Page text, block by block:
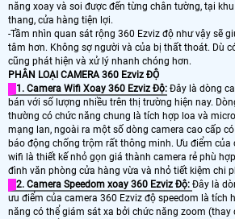
năng xoay và soi được đến từng chân tường, tại
thang, cửa hàng tiện lợi.
-Tầm nhìn quan sát rộng 360 Ezviz độ như vậy sẽ
tâm hơn. Không sợ người và của bị thất thoát. Dù
cũng phát hiện và xử lý nhanh chóng hơn.
PHÂN LOẠI CAMERA 360 Ezviz ĐỘ
1. Camera Wifi Xoay 360 Ezviz Độ: Đây là dòng
bán với số lượng nhiều trên thị trường hiện nay.
thường có chức năng chung là tích hợp loa và
mạng lan, ngoài ra một số dòng camera cao cấp
báo động chống trộm rất thông minh. Ưu điểm của
wifi là thiết kế nhỏ gọn giá thành camera rẻ phù
đình văn phòng cửa hàng vừa và nhỏ tiết kiệm chi
2. Camera Speedom xoay 360 Ezviz Độ: Đây là
ưu điểm của camera 360 Ezviz độ speedom là tích
năng có thể giám sát xa bởi chức năng zoom (thay